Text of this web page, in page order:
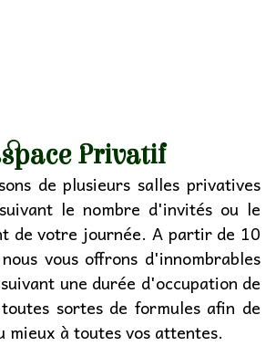
Privatif
de plusieurs salles privatives
le nombre d'invités ou le
de votre journée. A partir de 10
vous offrons d'innombrables
une durée d'occupation de
sortes de formules afin de
mieux à toutes vos attentes.